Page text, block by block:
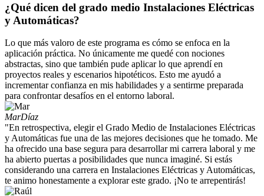
¿Qué dicen del grado medio Instalaciones Eléctricas
y Automáticas?
Lo que más valoro de este programa es cómo se enfoca en la
aplicación práctica. No únicamente me quedé con nociones
abstractas, sino que también pude aplicar lo que aprendí en
proyectos reales y escenarios hipotéticos. Esto me ayudó a
incrementar confianza en mis habilidades y a sentirme preparada
para confrontar desafíos en el entorno laboral.
MarDíaz
"En retrospectiva, elegir el Grado Medio de Instalaciones Eléctricas
y Automáticas fue una de las mejores decisiones que he tomado. Me
ha ofrecido una base segura para desarrollar mi carrera laboral y me
ha abierto puertas a posibilidades que nunca imaginé. Si estás
considerando una carrera en Instalaciones Eléctricas y Automáticas,
te animo honestamente a explorar este grado. ¡No te arrepentirás!